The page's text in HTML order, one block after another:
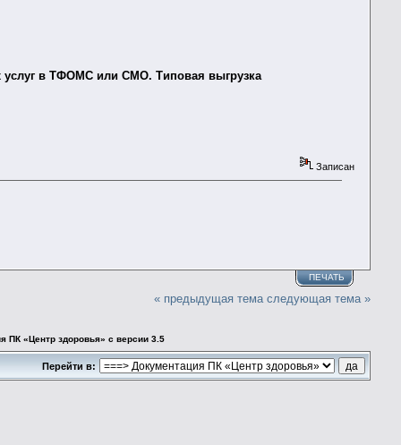
услуг в ТФОМС или СМО. Типовая выгрузка
Записан
ПЕЧАТЬ
« предыдущая тема следующая тема »
ПК «Центр здоровья» с версии 3.5
Перейти в: